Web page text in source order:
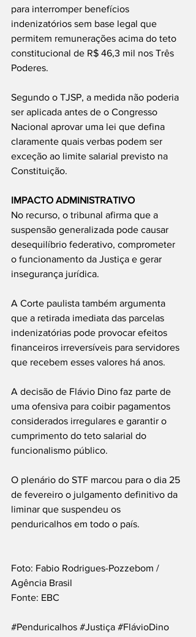
para interromper benefícios
indenizatórios sem base legal que
permitem remunerações acima do teto
constitucional de R$ 46,3 mil nos Três
Poderes.
Segundo o TJSP, a medida não poderia
ser aplicada antes de o Congresso
Nacional aprovar uma lei que defina
claramente quais verbas podem ser
exceção ao limite salarial previsto na
Constituição.
IMPACTO ADMINISTRATIVO
No recurso, o tribunal afirma que a
suspensão generalizada pode causar
desequilíbrio federativo, comprometer
o funcionamento da Justiça e gerar
insegurança jurídica.
A Corte paulista também argumenta
que a retirada imediata das parcelas
indenizatórias pode provocar efeitos
financeiros irreversíveis para servidores
que recebem esses valores há anos.
A decisão de Flávio Dino faz parte de
uma ofensiva para coibir pagamentos
considerados irregulares e garantir o
cumprimento do teto salarial do
funcionalismo público.
O plenário do STF marcou para o dia 25
de fevereiro o julgamento definitivo da
liminar que suspendeu os
penduricalhos em todo o país.
Foto: Fabio Rodrigues-Pozzebom /
Agência Brasil
Fonte: EBC
#Penduricalhos #Justiça #FlávioDino